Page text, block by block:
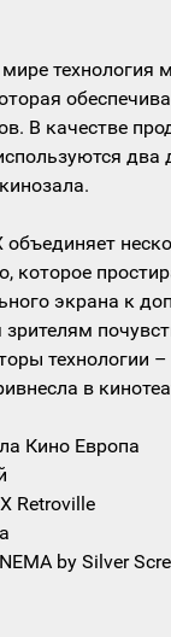
технология
В качестве
два
объединяет
которое
экрана к
технологии
в
Кино Европа
Retroville
by Silver